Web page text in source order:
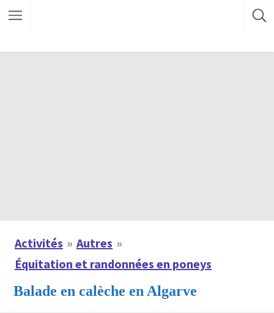
Activités
Autres
Équitation et randonnées en poneys
Balade en calèche en Algarve